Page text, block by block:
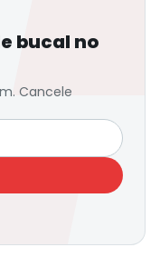
bucal no
Cancele